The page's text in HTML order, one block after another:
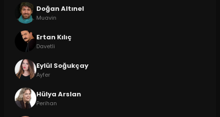
Doğan Altınel
Muavin
Ertan Kılıç
Davetli
Eylül Soğukçay
Ayfer
Hülya Arslan
Perihan